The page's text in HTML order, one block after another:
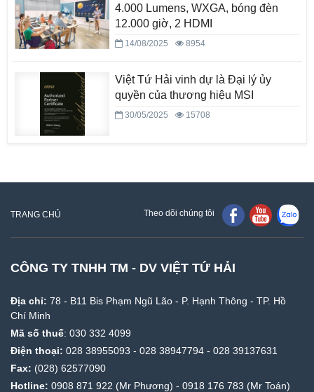
4.000 Lumens, WXGA, bóng đèn
12.000 giờ, 2 HDMI
14/08/2025 8954
Việt Tứ Hải vinh dự là Đại lý ủy
quyền của thương hiệu MSI
30/05/2025 15708
TRANG CHỦ Theo dõi chúng tôi
CÔNG TY TNHH TM - DV VIỆT TỨ HẢI
Địa chỉ: 78 - B11 Bis Phạm Ngũ Lão - P. Hạnh Thông - TP. Hồ
Chí Minh
Mã số thuế: 030 332 4099
Điện thoại: 028 38955093 - 028 38947794 - 028 39137631
Fax: (028) 62577090
Hotline: 0908 871 922 (Mr Phương) - 0918 176 783 (Mr Toán)